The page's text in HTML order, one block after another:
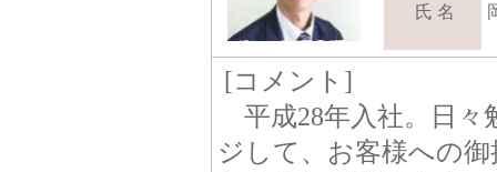
氏 名
[コメント]
平成28年入社。日々
ジして、お客様への